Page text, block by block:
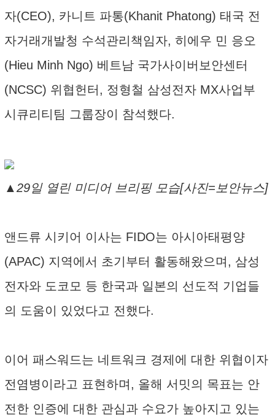
자(CEO), 카니트 파통(Khanit Phatong) 태국 전
자거래개발청 수석관리책임자, 히에우 민 응오
(Hieu Minh Ngo) 베트남 국가사이버보안센터
(NCSC) 위협헌터, 정형철 삼성전자 MX사업부
시큐리티팀 그룹장이 참석했다.
▲29일 열린 미디어 브리핑 모습[사진=보안뉴스]
앤드류 시키어 이사는 FIDO는 아시아태평양
(APAC) 지역에서 초기부터 활동해왔으며, 삼성
전자와 도코모 등 한국과 일본의 선도적 기업들
의 도움이 있었다고 전했다.
이어 패스워드는 네트워크 경제에 대한 위협이자
전염병이라고 표현하며, 올해 서밋의 목표는 안
전한 인증에 대한 관심과 수요가 높아지고 있는